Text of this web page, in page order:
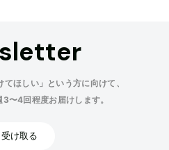
てほしい」という方に向けて、
〜4回程度お届けします。
受け取る